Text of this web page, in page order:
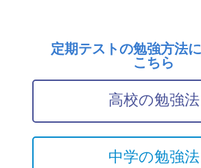
定期テストの勉強方法
こちら
高校の勉強法
中学の勉強法